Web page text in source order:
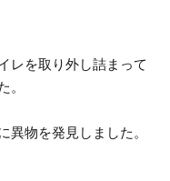
レを取り外し詰まって
。
異物を発見しました。